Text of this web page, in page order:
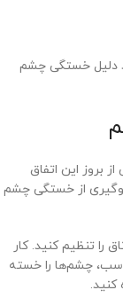
دلیل خستگی چشم
بروز این اتفاق
از خستگی چشم
را تنظیم کنید. کار
چشم‌ها را خسته
کنید.